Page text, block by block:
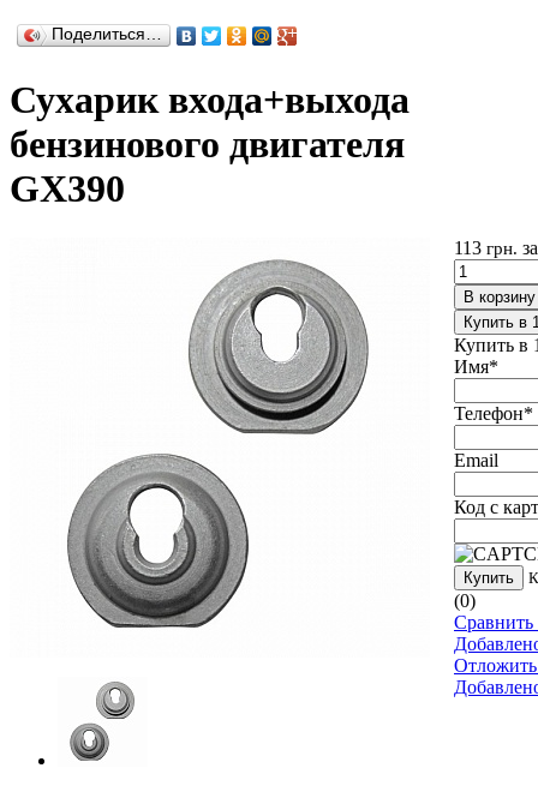
Поделиться…
Сухарик входа+выхода
бензинового двигателя
GX390
113 грн.
В корзину
Купить в
Купить в
Имя*
Телефон*
Email
Код с
Купить
(0)
Сравнить
Отложить